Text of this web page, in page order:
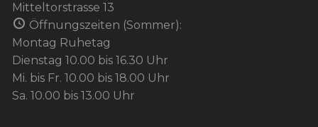
Mitteltorstrasse 13
Öffnungszeiten (Sommer):
Montag Ruhetag
Dienstag 10.00 bis 16.30 Uhr
Mi. bis Fr. 10.00 bis 18.00 Uhr
Sa. 10.00 bis 13.00 Uhr